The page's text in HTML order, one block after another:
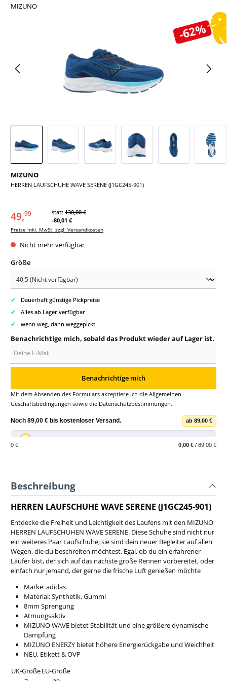
-62%
MIZUNO
HERREN LAUFSCHUHE WAVE SERENE (J1GC245-901)
MIZUNO
49,99 statt 130,00 €
-80,01 €
Preise inkl. MwSt. zzgl. Versandkosten
Nicht mehr verfügbar
Größeauswählen
✔ Dauerhaft günstige Pickpreise
✔ Alles ab Lager verfügbar
✔ wenn weg, dann weggepickt
Benachrichtige mich, sobald das Produkt wieder auf Lager ist.
Benachrichtige mich
Mit dem Absenden des Formulars akzeptiere ich die Allgemeinen
Geschäftsbedingungen sowie die Datenschutzbestimmungen.
Noch 89,00 € bis kostenloser Versand. ab 89,00 €
0 € 0,00 € / 89,00 €
Beschreibung
HERREN LAUFSCHUHE WAVE SERENE (J1GC245-901)
Entdecke die Freiheit und Leichtigkeit des Laufens mit den MIZUNO
HERREN LAUFSCHUHEN WAVE SERENE. Diese Schuhe sind nicht nur
ein weiteres Paar Laufschuhe; sie sind dein neuer Begleiter auf allen
Wegen, die du beschreiten möchtest. Egal, ob du ein erfahrener
Läufer bist, der sich auf das nächste große Rennen vorbereitet, oder
einfach nur jemand, der gerne die frische Luft genießen möchte
Marke: adidas
Material: Synthetik, Gummi
8mm Sprengung
Atmungsaktiv
MIZUNO WAVE bietet Stabilität und eine größere dynamische
Dämpfung
MIZUNO ENERZY bietet höhere Energierückgabe und Weichheit
NEU, Etikett & OVP
UK-GrößeEU-Größe